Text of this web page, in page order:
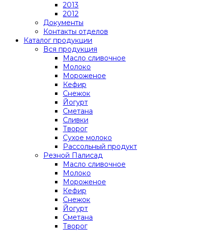
2013
2012
Документы
Контакты отделов
Каталог продукции
Вся продукция
Масло сливочное
Молоко
Мороженое
Кефир
Снежок
Йогурт
Сметана
Сливки
Творог
Сухое молоко
Рассольный продукт
Резной Палисад
Масло сливочное
Молоко
Мороженое
Кефир
Снежок
Йогурт
Сметана
Творог